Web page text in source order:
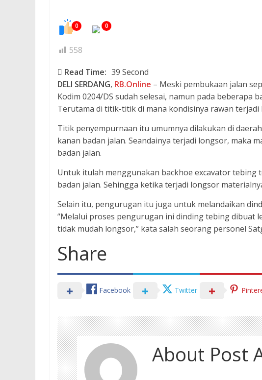
0 0
558
Read Time: 39 Second
DELI SERDANG, RB.Online – Meski pembukaan jalan
Kodim 0204/DS sudah selesai, namun pada beberapa
Terutama di titik-titik di mana kondisinya rawan terjadi
Titik penyempurnaan itu umumnya dilakukan di
kanan badan jalan. Seandainya terjadi longsor, maka
badan jalan.
Untuk itulah menggunakan backhoe excavator
badan jalan. Sehingga ketika terjadi longsor
Selain itu, pengurugan itu juga untuk melandaikan
“Melalui proses pengurugan ini dinding tebing dibuat
tidak mudah longsor,” kata salah seorang personel
Share
Facebook Twitter
About Post